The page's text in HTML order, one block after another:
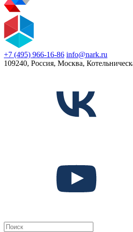
+7 (495) 966-16-86 info@nark.ru
109240, Россия, Москва,